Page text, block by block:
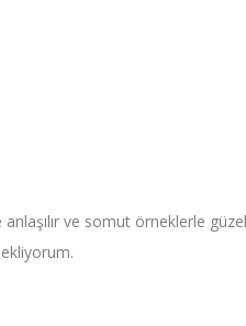
ve somut örneklerle